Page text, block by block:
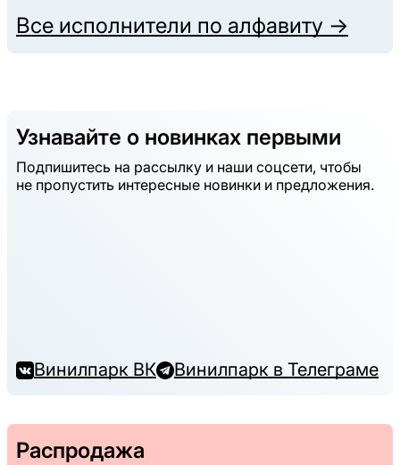
Все исполнители по алфавиту →
Узнавайте о новинках первыми
Подпишитесь на рассылку и наши соцсети, чтобы
не пропустить интересные новинки и предложения.
Винилпарк ВК Винилпарк в Телеграме
Распродажа